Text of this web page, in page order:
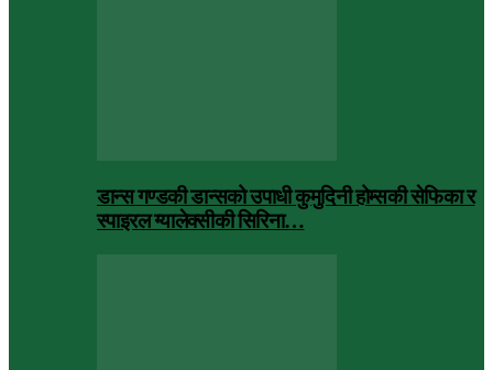
डान्स गण्डकी डान्सको उपाधी कुमुदिनी होम्सकी सेफिका र
स्पाइरल ग्यालेक्सीकी सिरिना…